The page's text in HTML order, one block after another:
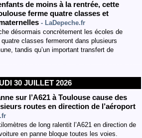
de moins à la rentrée, cette
ferme quatre classes et
- LaDepeche.fr
désormais concrètement les écoles de
classes fermeront dans plusieurs
tandis qu’un important transfert de
30 JUILLET 2026
sur l’A621 à Toulouse cause des
routes en direction de l’aéroport
de long ralentit l’A621 en direction de
en panne bloque toutes les voies.